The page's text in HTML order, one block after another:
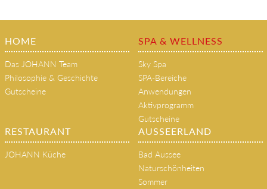
HOME
Das JOHANN Team
Philosophie & Geschichte
Gutscheine
SPA & WELLNESS
Sky Spa
SPA-Bereiche
Anwendungen
Aktivprogramm
Gutscheine
RESTAURANT
JOHANN Küche
AUSSEERLAND
Bad Aussee
Naturschönheiten
Sommer